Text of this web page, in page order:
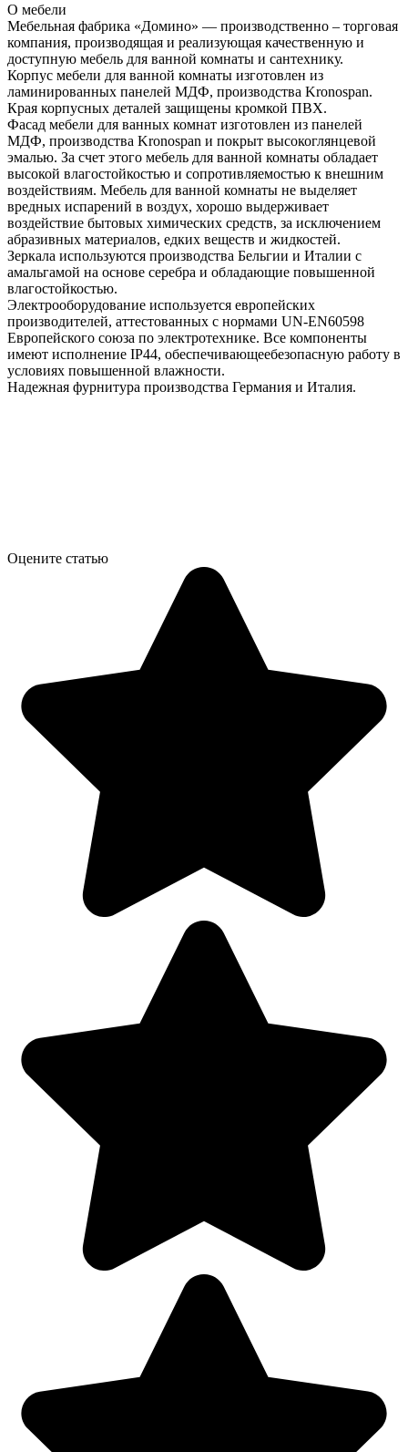
О мебели
Мебельная фабрика «Домино» — производственно – торговая
компания, производящая и реализующая качественную и
доступную мебель для ванной комнаты и сантехнику.
Корпус мебели для ванной комнаты изготовлен из
ламинированных панелей МДФ, производства Kronospan.
Края корпусных деталей защищены кромкой ПВХ.
Фасад мебели для ванных комнат изготовлен из панелей
МДФ, производства Kronospan и покрыт высокоглянцевой
эмалью. За счет этого мебель для ванной комнаты обладает
высокой влагостойкостью и сопротивляемостью к внешним
воздействиям. Мебель для ванной комнаты не выделяет
вредных испарений в воздух, хорошо выдерживает
воздействие бытовых химических средств, за исключением
абразивных материалов, едких веществ и жидкостей.
Зеркала используются производства Бельгии и Италии с
амальгамой на основе серебра и обладающие повышенной
влагостойкостью.
Электрооборудование используется европейских
производителей, аттестованных с нормами UN-EN60598
Европейского союза по электротехнике. Все компоненты
имеют исполнение IP44, обеспечивающеебезопасную работу в
условиях повышенной влажности.
Надежная фурнитура производства Германия и Италия.
Оцените статью